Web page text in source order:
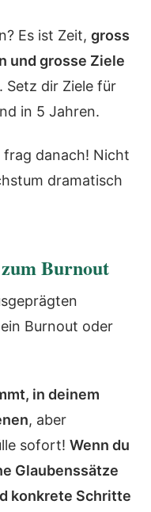
Es ist Zeit, gross
und grosse Ziele
. Setz dir Ziele für
in 5 Jahren.
danach! Nicht
dramatisch
Burnout
Burnout oder
in deinem
, aber
sofort! Wenn du
Glaubenssätze
konkrete Schritte